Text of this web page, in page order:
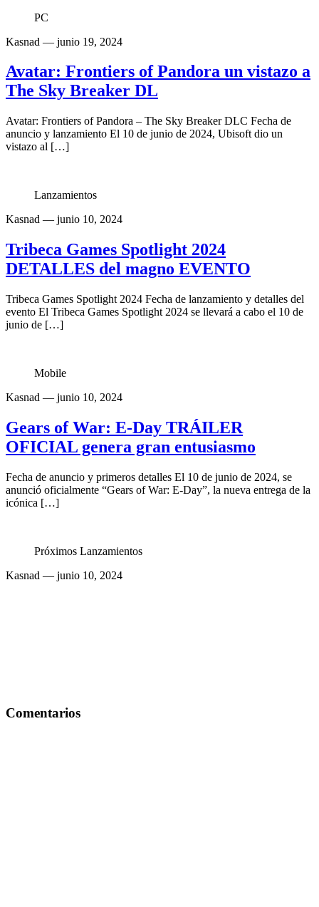
PC
Kasnad — junio 19, 2024
Avatar: Frontiers of Pandora un vistazo a
The Sky Breaker DL
Avatar: Frontiers of Pandora – The Sky Breaker DLC Fecha de
anuncio y lanzamiento El 10 de junio de 2024, Ubisoft dio un
vistazo al […]
Lanzamientos
Kasnad — junio 10, 2024
Tribeca Games Spotlight 2024
DETALLES del magno EVENTO
Tribeca Games Spotlight 2024 Fecha de lanzamiento y detalles del
evento El Tribeca Games Spotlight 2024 se llevará a cabo el 10 de
junio de […]
Mobile
Kasnad — junio 10, 2024
Gears of War: E-Day TRÁILER
OFICIAL genera gran entusiasmo
Fecha de anuncio y primeros detalles El 10 de junio de 2024, se
anunció oficialmente “Gears of War: E-Day”, la nueva entrega de la
icónica […]
Próximos Lanzamientos
Kasnad — junio 10, 2024
Comentarios